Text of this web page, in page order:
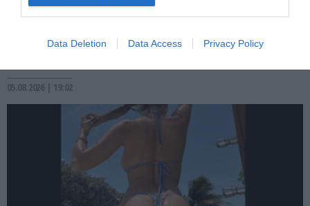
Data Deletion Data Access Privacy Policy
«Του’δωσε τα παπούτσια στο χέρι»: Γιατί
η Ανδρομάχη και Γιώργος Λιβάνης
«τελειώνουν» τον γάμο τους
05.08.2026 | 19:02